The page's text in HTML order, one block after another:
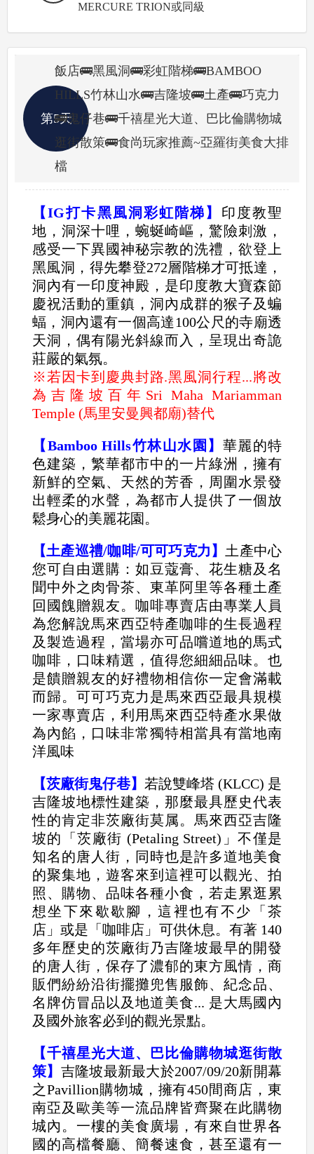
MERCURE TRION或同級
第5天
飯店🚌黑風洞🚌彩虹階梯🚌BAMBOO
HILLS竹林山水🚌吉隆坡🚌土產🚌巧克力
🚌鬼仔巷🚌千禧星光大道、巴比倫購物城
逛街散策🚌食尚玩家推薦~亞羅街美食大排
檔
【IG打卡黑風洞彩虹階梯】 印度教聖
地，洞深十哩，蜿蜒崎嶇，驚險刺激，
感受一下異國神秘宗教的洗禮，欲登上
黑風洞，得先攀登272層階梯才可抵達，
洞內有一印度神殿，是印度教大寶森節
慶祝活動的重鎮，洞內成群的猴子及蝙
蝠，洞內還有一個高達100公尺的寺廟透
天洞，偶有陽光斜線而入，呈現出奇詭
莊嚴的氣氛。
※若因卡到慶典封路.黑風洞行程...將改
為吉隆坡百年Sri Maha Mariamman
Temple (馬里安曼興都廟)替代
【Bamboo Hills竹林山水園】 華麗的特
色建築，繁華都市中的一片綠洲，擁有
新鮮的空氣、天然的芳香，周圍水景發
出輕柔的水聲，為都市人提供了一個放
鬆身心的美麗花園。
【土產巡禮/咖啡/可可巧克力】 土產中心
您可自由選購：如豆蔻膏、花生糖及名
聞中外之肉骨茶、東革阿里等各種土產
回國餽贈親友。咖啡專賣店由專業人員
為您解說馬來西亞特產咖啡的生長過程
及製造過程，當場亦可品嚐道地的馬式
咖啡，口味精選，值得您細細品味。也
是饋贈親友的好禮物相信你一定會滿載
而歸。可可巧克力是馬來西亞最具規模
一家專賣店，利用馬來西亞特產水果做
為內餡，口味非常獨特相當具有當地南
洋風味
【茨廠街鬼仔巷】 若說雙峰塔 (KLCC) 是
吉隆坡地標性建築，那麼最具歷史代表
性的肯定非茨廠街莫属。馬來西亞吉隆
坡的「茨廠街 (Petaling Street)」不僅是
知名的唐人街，同時也是許多道地美食
的聚集地，遊客來到這裡可以觀光、拍
照、購物、品味各種小食，若走累逛累
想坐下來歇歇腳，這裡也有不少「茶
店」或是「咖啡店」可供休息。有著 140
多年歷史的茨廠街乃吉隆坡最早的開發
的唐人街，保存了濃郁的東方風情，商
販們紛紛沿街擺攤兜售服飾、紀念品、
名牌仿冒品以及地道美食... 是大馬國內
及國外旅客必到的觀光景點。
【千禧星光大道、巴比倫購物城逛街散
策】 吉隆坡最新最大於2007/09/20新開幕
之Pavillion購物城，擁有450間商店，東
南亞及歐美等一流品牌皆齊聚在此購物
城內。一樓的美食廣場，有來自世界各
國的高檔餐廳、簡餐速食，甚至還有一